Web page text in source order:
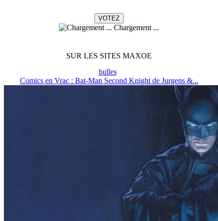
Chargement ...
SUR LES SITES MAXOE
bulles
Comics en Vrac : Bat-Man Second Knight de Jurgens &...